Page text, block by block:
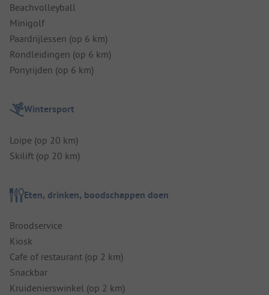
Beachvolleyball
Minigolf
Paardrijlessen (op 6 km)
Rondleidingen (op 6 km)
Ponyrijden (op 6 km)
Wintersport
Loipe (op 20 km)
Skilift (op 20 km)
Eten, drinken, boodschappen doen
Broodservice
Kiosk
Cafe of restaurant (op 2 km)
Snackbar
Kruidenierswinkel (op 2 km)